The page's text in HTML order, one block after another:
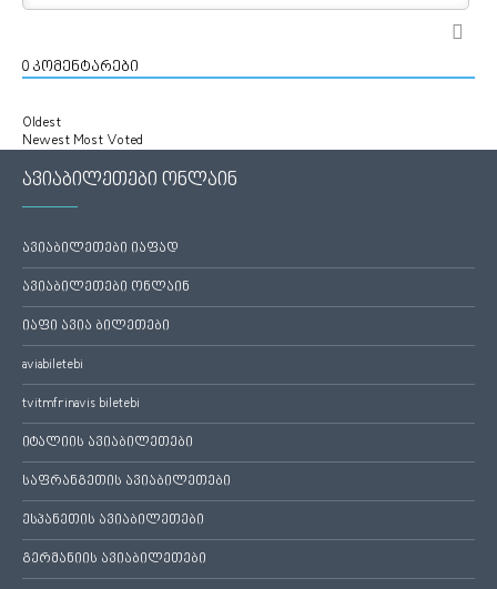
0 კომენტარები
Oldest
Newest Most Voted
ავიაბილეთები ონლაინ
ავიაბილეთები იაფად
ავიაბილეთები ონლაინ
იაფი ავია ბილეთები
aviabiletebi
tvitmfrinavis biletebi
იტალიის ავიაბილეთები
საფრანგეთის ავიაბილეთები
ესპანეთის ავიაბილეთები
გერმანიის ავიაბილეთები